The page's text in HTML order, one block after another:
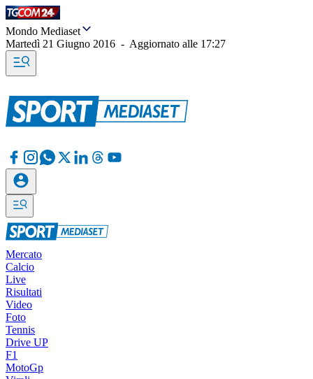
Mondo Mediaset
Martedì 21 Giugno 2016 - Aggiornato alle 17:27
Mercato
Calcio
Live
Risultati
Video
Foto
Tennis
Drive UP
F1
MotoGp